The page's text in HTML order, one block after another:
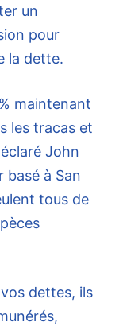
un
pour
la dette.
maintenant
les tracas et
John
basé à San
tous de
dettes, ils